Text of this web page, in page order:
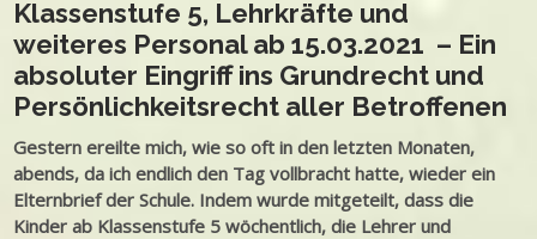
Klassenstufe 5, Lehrkräfte und
weiteres Personal ab 15.03.2021 – Ein
absoluter Eingriff ins Grundrecht und
Persönlichkeitsrecht aller Betroffenen
Gestern ereilte mich, wie so oft in den letzten Monaten,
abends, da ich endlich den Tag vollbracht hatte, wieder ein
Elternbrief der Schule. Indem wurde mitgeteilt, dass die
Kinder ab Klassenstufe 5 wöchentlich, die Lehrer und